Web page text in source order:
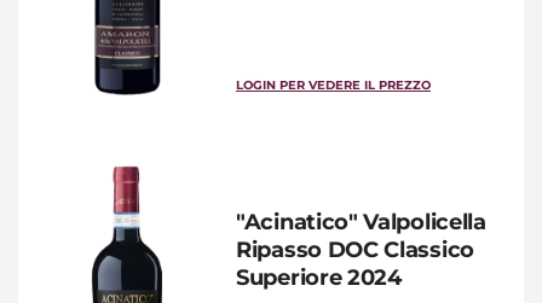
LOGIN PER VEDERE IL PREZZO
"Acinatico" Valpolicella
Ripasso DOC Classico
Superiore 2024